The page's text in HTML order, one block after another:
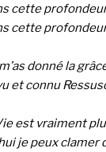
cette
cette
donné la
et connu
est vraiment
je peux clamer